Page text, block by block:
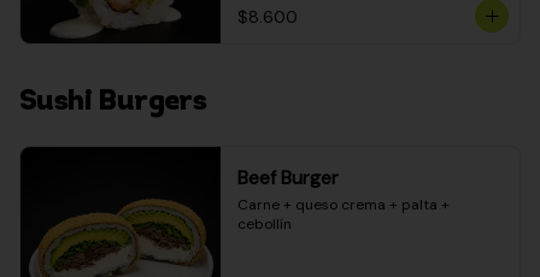
$8.600
Sushi Burgers
Beef Burger
Carne + queso crema + palta +
cebollín